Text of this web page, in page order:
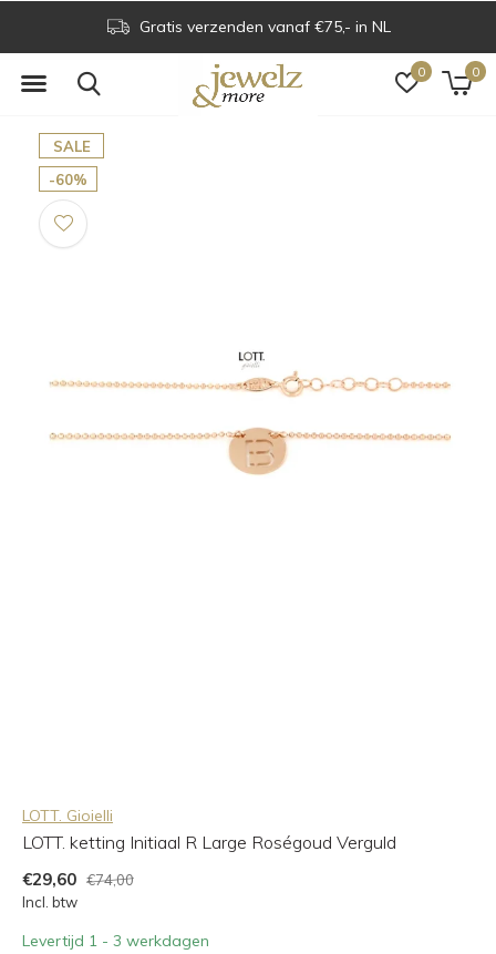
0 0
Gratis verzenden vanaf €75,- in NL
SALE
-60%
LOTT. Gioielli
LOTT. ketting Initiaal R Large Roségoud Verguld
€29,60 €74,00
Incl. btw
Levertijd 1 - 3 werkdagen